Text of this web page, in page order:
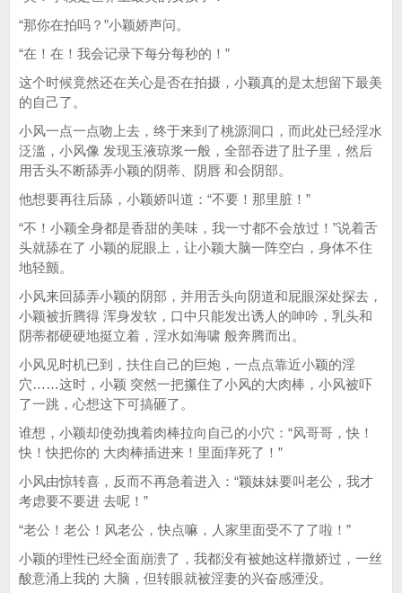
“那你在拍吗？”小颖娇声问。
“在！在！我会记录下每分每秒的！”
这个时候竟然还在关心是否在拍摄，小颖真的是太想留下最美
的自己了。
小风一点一点吻上去，终于来到了桃源洞口，而此处已经淫水
泛滥，小风像 发现玉液琼浆一般，全部吞进了肚子里，然后
用舌头不断舔弄小颖的阴蒂、阴唇 和会阴部。
他想要再往后舔，小颖娇叫道：“不要！那里脏！”
“不！小颖全身都是香甜的美味，我一寸都不会放过！”说着舌
头就舔在了 小颖的屁眼上，让小颖大脑一阵空白，身体不住
地轻颤。
小风来回舔弄小颖的阴部，并用舌头向阴道和屁眼深处探去，
小颖被折腾得 浑身发软，口中只能发出诱人的呻吟，乳头和
阴蒂都硬硬地挺立着，淫水如海啸 般奔腾而出。
小风见时机已到，扶住自己的巨炮，一点点靠近小颖的淫
穴……这时，小颖 突然一把攥住了小风的大肉棒，小风被吓
了一跳，心想这下可搞砸了。
谁想，小颖却使劲拽着肉棒拉向自己的小穴：“风哥哥，快！
快！快把你的 大肉棒插进来！里面痒死了！”
小风由惊转喜，反而不再急着进入：“颖妹妹要叫老公，我才
考虑要不要进 去呢！”
“老公！老公！风老公，快点嘛，人家里面受不了了啦！”
小颖的理性已经全面崩溃了，我都没有被她这样撒娇过，一丝
酸意涌上我的 大脑，但转眼就被淫妻的兴奋感湮没。